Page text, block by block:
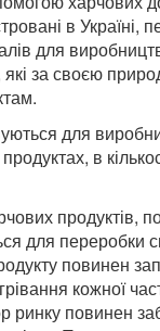
в Україні,
для
які за своєю
для
в
продуктів,
для переробки
повинен
кожної
повинен